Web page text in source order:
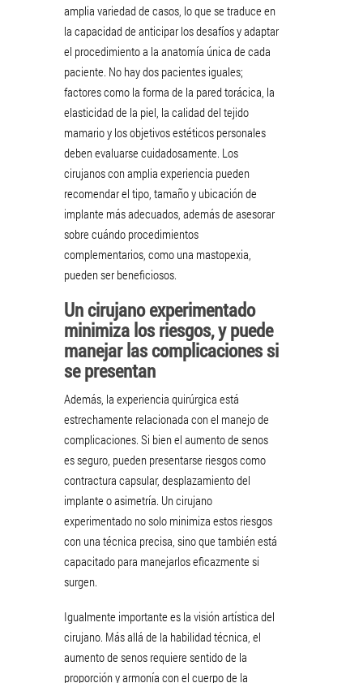
amplia variedad de casos, lo que se traduce en
la capacidad de anticipar los desafíos y adaptar
el procedimiento a la anatomía única de cada
paciente. No hay dos pacientes iguales;
factores como la forma de la pared torácica, la
elasticidad de la piel, la calidad del tejido
mamario y los objetivos estéticos personales
deben evaluarse cuidadosamente. Los
cirujanos con amplia experiencia pueden
recomendar el tipo, tamaño y ubicación de
implante más adecuados, además de asesorar
sobre cuándo procedimientos
complementarios, como una mastopexia,
pueden ser beneficiosos.
Un cirujano experimentado
minimiza los riesgos, y puede
manejar las complicaciones si
se presentan
Además, la experiencia quirúrgica está
estrechamente relacionada con el manejo de
complicaciones. Si bien el aumento de senos
es seguro, pueden presentarse riesgos como
contractura capsular, desplazamiento del
implante o asimetría. Un cirujano
experimentado no solo minimiza estos riesgos
con una técnica precisa, sino que también está
capacitado para manejarlos eficazmente si
surgen.
Igualmente importante es la visión artística del
cirujano. Más allá de la habilidad técnica, el
aumento de senos requiere sentido de la
proporción y armonía con el cuerpo de la